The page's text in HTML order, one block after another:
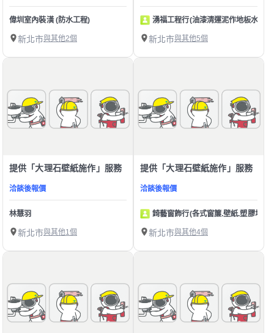
偉圳室內裝潢 (防水工程)
新北市與其他2個
湧福工程行(油漆清運泥作地板水電
新北市與其他5個
提供「大理石壁紙施作」服務
洽談後報價
林慧羽
新北市與其他1個
提供「大理石壁紙施作」服務
洽談後報價
錡藝窗飾行(各式窗簾.壁紙.塑膠地板)
新北市與其他4個